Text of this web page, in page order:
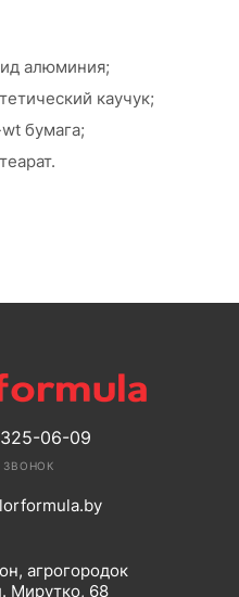
алюминия;
каучук;
бумага;
06-09
ЗВОНОК
агрогородок
Мирутко, 68